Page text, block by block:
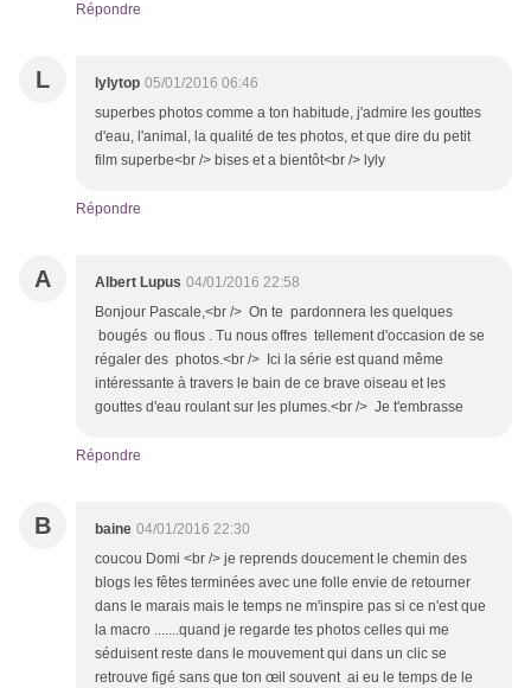
Répondre
L lylytop 05/01/2016 06:46
superbes photos comme a ton habitude, j'admire les gouttes
d'eau, l'animal, la qualité de tes photos, et que dire du petit
film superbe<br /> bises et a bientôt<br /> lyly
Répondre
A Albert Lupus 04/01/2016 22:58
Bonjour Pascale,<br /> On te pardonnera les quelques
bougés ou flous . Tu nous offres tellement d'occasion de se
régaler des photos.<br /> Ici la série est quand même
intéressante à travers le bain de ce brave oiseau et les
gouttes d'eau roulant sur les plumes.<br /> Je t'embrasse
Répondre
B baine 04/01/2016 22:30
coucou Domi <br /> je reprends doucement le chemin des
blogs les fêtes terminées avec une folle envie de retourner
dans le marais mais le temps ne m'inspire pas si ce n'est que
la macro .......quand je regarde tes photos celles qui me
séduisent reste dans le mouvement qui dans un clic se
retrouve figé sans que ton œil souvent ai eu le temps de le